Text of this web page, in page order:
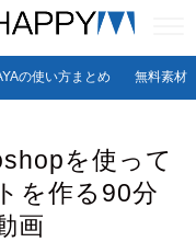
の使い方まとめ 無料素材
を使って
を作る90分
画